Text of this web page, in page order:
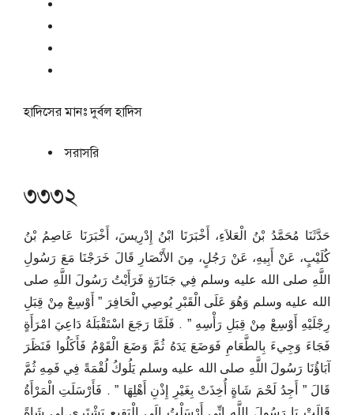
হাদিসের মানঃদুর্বল হাদিস
সরাসরি
৩৩৩২
حَدَّثَنَا مُحَمَّدُ بْنُ الْعَلاَءِ، أَخْبَرَنَا ابْنُ إِدْرِيسَ، أَخْبَرَنَا عَاصِمُ بْنُ
كُلَيْبٍ، عَنْ أَبِيهِ، عَنْ رَجُلٍ، مِنَ الأَنْصَارِ قَالَ خَرَجْنَا مَعَ رَسُولِ
اللَّهِ صلى الله عليه وسلم فِي جَنَازَةٍ فَرَأَيْتُ رَسُولَ اللَّهِ صلى
الله عليه وسلم وَهُوَ عَلَى الْقَبْرِ يُوصِي الْحَافِرَ ‏”‏ أَوْسِعْ مِنْ قِبَلِ
رِجْلَيْهِ أَوْسِعْ مِنْ قِبَلِ رَأْسِهِ ‏”‏ ‏.‏ فَلَمَّا رَجَعَ اسْتَقْبَلَهُ دَاعِيَ امْرَأَةٍ
فَجَاءَ وَجِيءَ بِالطَّعَامِ فَوَضَعَ يَدَهُ ثُمَّ وَضَعَ الْقَوْمُ فَأَكَلُوا فَنَظَرَ
آبَاؤُنَا رَسُولَ اللَّهِ صلى الله عليه وسلم يَلُوكُ لُقْمَةً فِي فَمِهِ ثُمَّ
قَالَ ‏”‏ أَجِدُ لَحْمَ شَاةٍ أُخِذَتْ بِغَيْرِ إِذْنِ أَهْلِهَا ‏”‏ ‏.‏ فَأَرْسَلَتِ الْمَرْأَةُ